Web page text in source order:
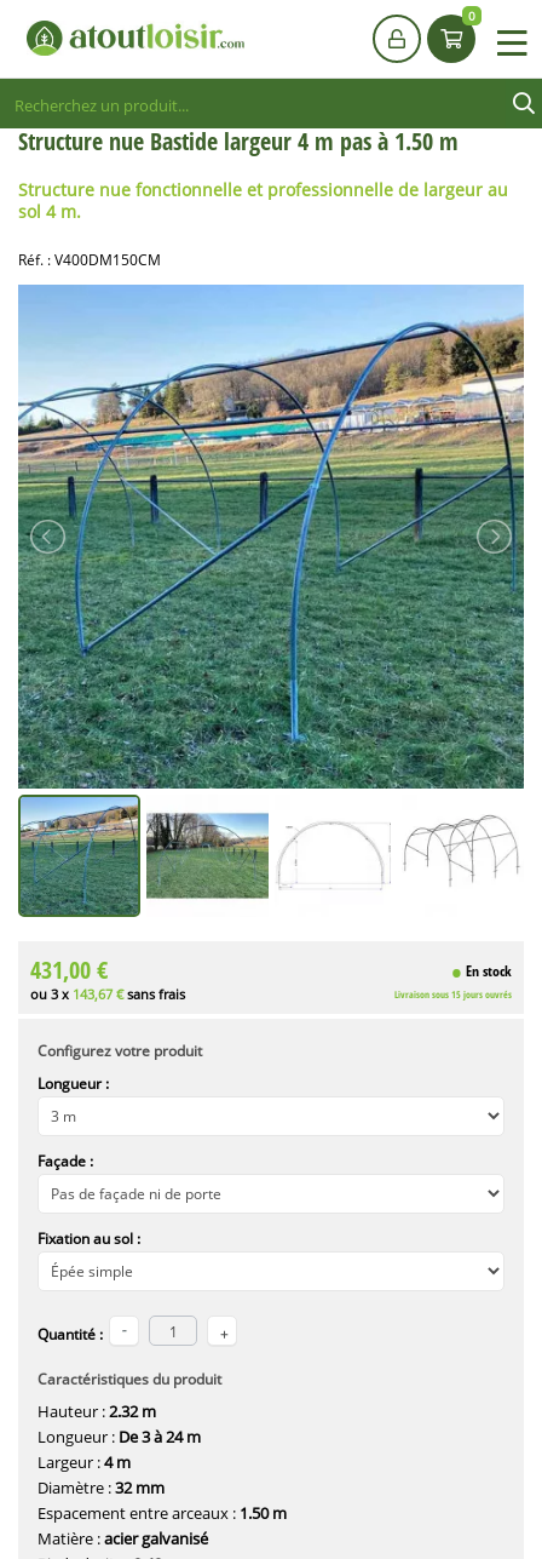
Structure nue Bastide largeur 4 m pas à 1.50 m
Structure nue fonctionnelle et professionnelle de largeur au
sol 4 m.
Réf. :V400DM150CM
431,00 €
ou 3 x 143,67 €sans frais
En stock
Livraison sous 15 jours ouvrés
Configurez votre produit
Longueur :
Façade :
Fixation au sol :
Quantité :
Caractéristiques du produit
Hauteur :2.32 m
Longueur : De 3 à 24 m
Largeur :4 m
Diamètre :32 mm
Espacement entre arceaux : 1.50 m
Matière :acier galvanisé
0